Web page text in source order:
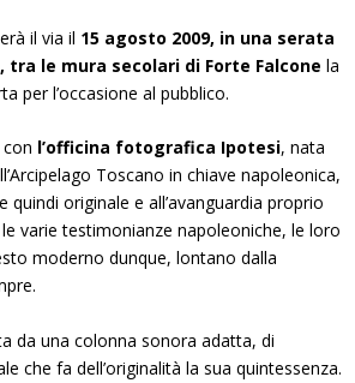
il via il 15 agosto 2009, in una serata
le mura secolari di Forte Falcone la
per l’occasione al pubblico.
l’officina fotografica Ipotesi, nata
Toscano in chiave napoleonica,
quindi originale e all’avanguardia proprio
varie testimonianze napoleoniche, le loro
moderno dunque, lontano dalla
da una colonna sonora adatta, di
che fa dell’originalità la sua quintessenza.